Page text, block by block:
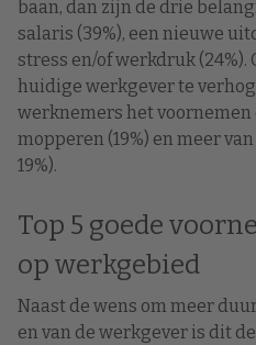
baan, dan zijn de drie
salaris (39%), een nieuwe
stress en/of werkdruk
huidige werkgever te
werknemers het voornemen
mopperen (19%) en meer
19%).
Top 5 goede
op werkgebied
Naast de wens om meer
en van de werkgever is dit